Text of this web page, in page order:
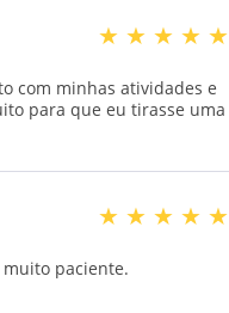
★ ★ ★ ★ ★
com minhas atividades e
para que eu tirasse uma
★ ★ ★ ★ ★
paciente.